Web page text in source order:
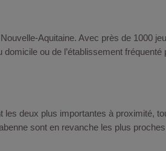
Aquitaine. Avec près de 1000
ou de l’établissement
les deux plus importantes à proximité,
sont en revanche les plus